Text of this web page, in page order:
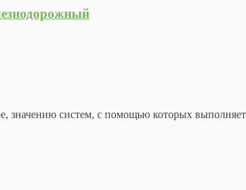
значению систем, с помощью которых